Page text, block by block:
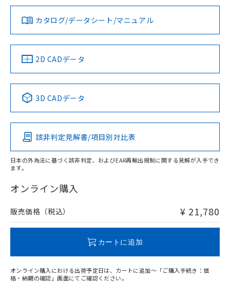
ダウンロードデータをご利用いただく前に、以下を必ずお読
みください。
ソフトウェアの使用条件
対応済み
中国 RoHS 注意事項・凡例
Pb Hg Cd Cr(VI)
O
在庫等で未対応品が混在する可能性があります。
問い合わせください。
LR型式承認
（イギリス
船舶規格）
DNV型式承認
（ノルウェー
BV型式承認
（フランス
KR型式
（韓国
No No No No
この製品の規格認証/適合状況ページへ
その他の認証はこちらのページからご検索ください
カタログ/データシート/マニュアル
2D CADデータ
3D CADデータ
該非判定見解書/項目別対比表
日本の外為法に基づく該非判定、およびEAR再輸出規制に関する見解が入手でき
ます。
オンライン購入
販売価格（税込） ¥ 21,780
カートに追加
オンライン購入における出荷予定日は、カートに追加～「ご購入手続き：価
格・納期の確認」画面にてご確認ください。